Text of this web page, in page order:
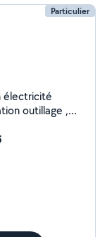
Particulier
électricité
outillage ,